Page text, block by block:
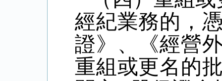
經紀業務的，
證》、《經營
重組或更名的